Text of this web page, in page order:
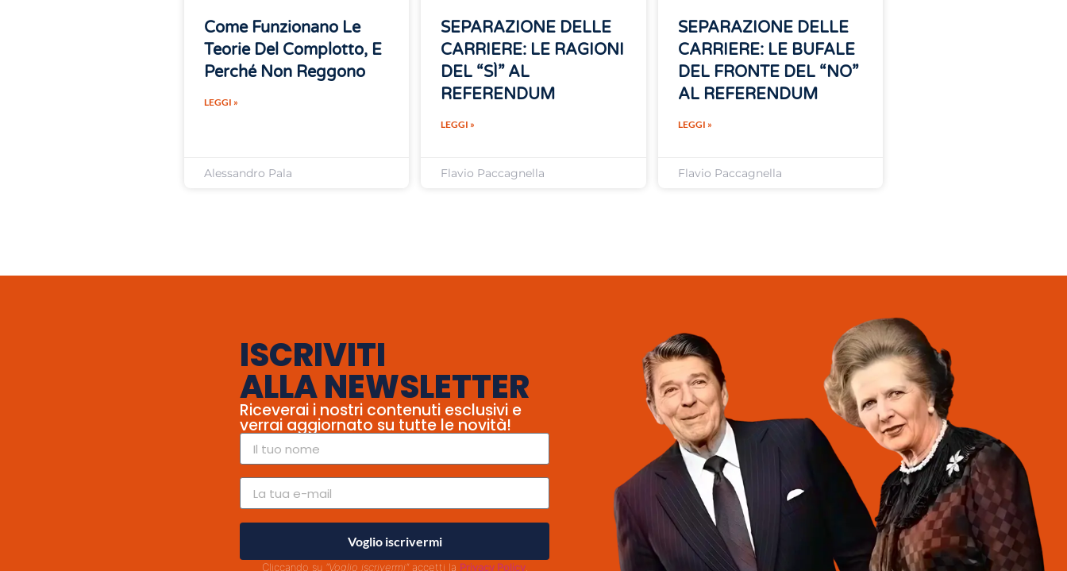
Come Funzionano Le
Teorie Del Complotto, E
Perché Non Reggono
LEGGI »
Alessandro Pala
SEPARAZIONE DELLE
CARRIERE: LE RAGIONI
DEL “SÌ” AL
REFERENDUM
LEGGI »
Flavio Paccagnella
SEPARAZIONE DELLE
CARRIERE: LE BUFALE
DEL FRONTE DEL “NO”
AL REFERENDUM
LEGGI »
Flavio Paccagnella
ISCRIVITI
ALLA NEWSLETTER
Riceverai i nostri contenuti esclusivi e
verrai aggiornato su tutte le novità!
Voglio iscrivermi
Cliccando su "Voglio iscrivermi"accetti la Privacy Policy.